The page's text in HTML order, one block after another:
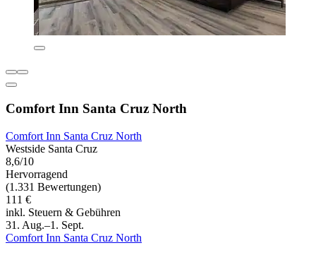
Comfort Inn Santa Cruz North
Comfort Inn Santa Cruz North
Westside Santa Cruz
8,6/10
Hervorragend
(1.331 Bewertungen)
111 €
inkl. Steuern & Gebühren
31. Aug.–1. Sept.
Comfort Inn Santa Cruz North